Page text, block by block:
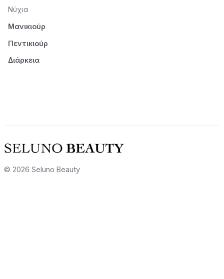
Νύχια
Μανικιούρ
Πεντικιούρ
Διάρκεια
© 2026 Seluno Beauty